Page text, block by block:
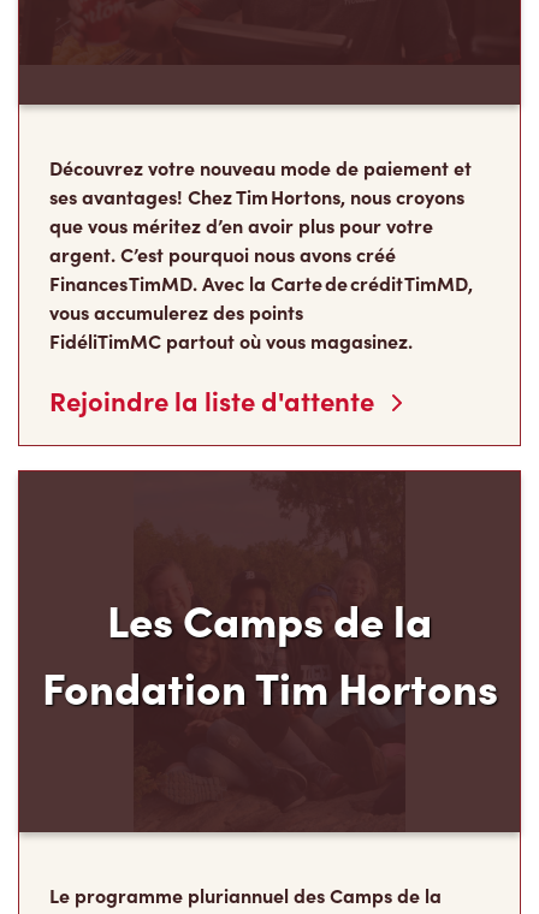
Découvrez votre nouveau mode de paiement et
ses avantages! Chez Tim Hortons, nous croyons
que vous méritez d’en avoir plus pour votre
argent. C’est pourquoi nous avons créé
Finances TimMD. Avec la Carte de crédit TimMD,
vous accumulerez des points
FidéliTimMC partout où vous magasinez.
Rejoindre la liste d'attente
Les Camps de la
Fondation Tim Hortons
Le programme pluriannuel des Camps de la